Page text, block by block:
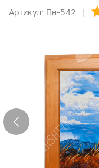
Артикул: Пн-542